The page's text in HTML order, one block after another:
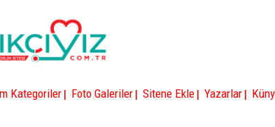
Kategoriler| Foto Galeriler | Sitene Ekle | Yazarlar |